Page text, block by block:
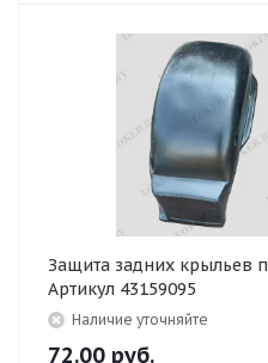
Защита задних крыльев
Артикул 43159095
Наличие уточняйте
72.00 руб.